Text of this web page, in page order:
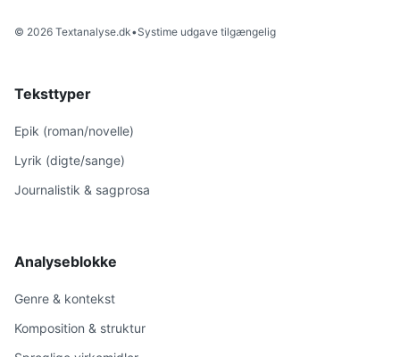
© 2026 Textanalyse.dk•Systime udgave tilgængelig
Teksttyper
Epik (roman/novelle)
Lyrik (digte/sange)
Journalistik & sagprosa
Analyseblokke
Genre & kontekst
Komposition & struktur